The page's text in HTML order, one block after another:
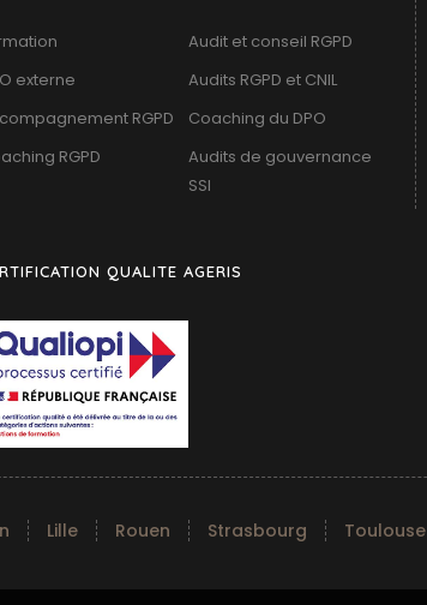
Audit et conseil RGPD
externe
Audits RGPD et CNIL
RGPD
Coaching du DPO
RGPD
Audits de gouvernance
SSI
QUALITE AGERIS
Lille Rouen Strasbourg Toulouse